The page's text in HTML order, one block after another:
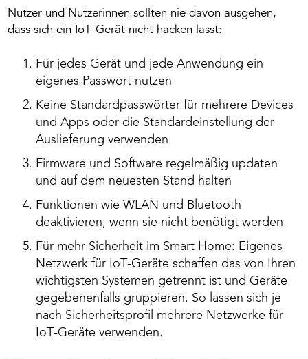
Nutzer und Nutzerinnen sollten nie davon ausgehen,
dass sich ein IoT-Gerät nicht hacken lasst:
Für jedes Gerät und jede Anwendung ein
eigenes Passwort nutzen
Keine Standardpasswörter für mehrere Devices
und Apps oder die Standardeinstellung der
Auslieferung verwenden
Firmware und Software regelmäßig updaten
und auf dem neuesten Stand halten
Funktionen wie WLAN und Bluetooth
deaktivieren, wenn sie nicht benötigt werden
Für mehr Sicherheit im Smart Home: Eigenes
Netzwerk für IoT-Geräte schaffen das von Ihren
wichtigsten Systemen getrennt ist und Geräte
gegebenenfalls gruppieren. So lassen sich je
nach Sicherheitsprofil mehrere Netzwerke für
IoT-Geräte verwenden.